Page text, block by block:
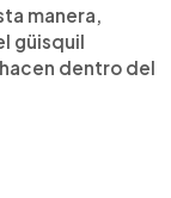
manera,
güisquil
dentro del